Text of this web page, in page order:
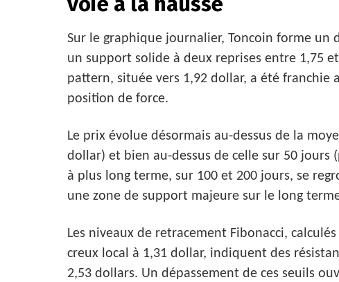
Sur le graphique journalier, Toncoin forme
un support solide à deux reprises entre 1,75
pattern, située vers 1,92 dollar, a été franchie
position de force.
Le prix évolue désormais au-dessus de la
dollar) et bien au-dessus de celle sur 50 jours
à plus long terme, sur 100 et 200 jours, se
une zone de support majeure sur le long
Les niveaux de retracement Fibonacci,
creux local à 1,31 dollar, indiquent des
2,53 dollars. Un dépassement de ces seuils